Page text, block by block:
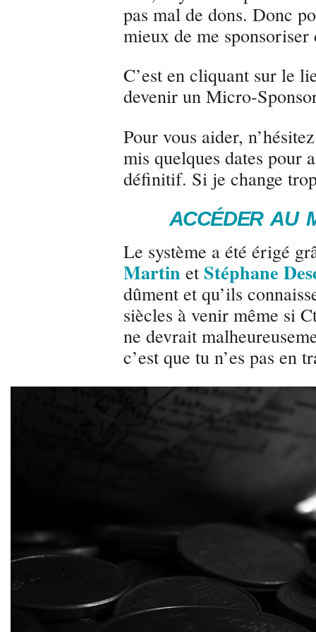
pas mal de dons. Donc
mieux de me
C’est en cliquant sur le
devenir un Micro-
Pour vous aider,
mis quelques dates
définitif. Si je change
ACCÉDER AU
Le système a été érigé
Martin et Stéphane
dûment et qu’ils
siècles à venir même si
ne devrait
c’est que tu n’es pas en